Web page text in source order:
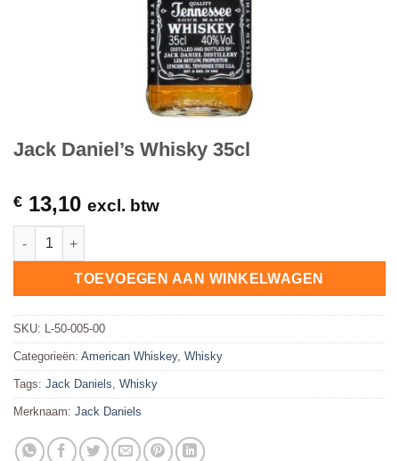
Jack Daniel’s Whisky 35cl
€ 13,10 excl. btw
Jack Daniel's Whisky 35cl hoeveelheid
TOEVOEGEN AAN WINKELWAGEN
SKU: L-50-005-00
Categorieën: American Whiskey, Whisky
Tags: Jack Daniels Whisky
Merknaam: Jack Daniels